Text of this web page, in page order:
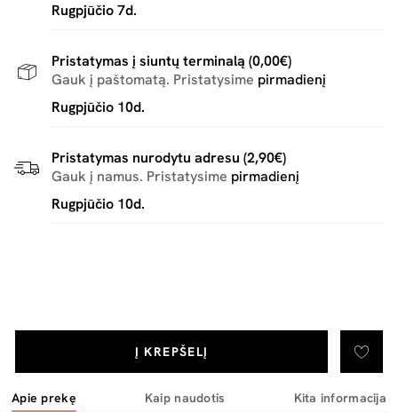
Į KREPŠELĮ
Rugpjūčio 7d.
Pristatymas į siuntų terminalą (0,00€)
Gauk į paštomatą. Pristatysime pirmadienį
Rugpjūčio 10d.
Pristatymas nurodytu adresu (2,90€)
Gauk į namus. Pristatysime pirmadienį
Rugpjūčio 10d.
Apie prekę Kaip naudotis Kita informacija